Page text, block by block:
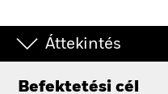
Áttekintés
Befektetési cél